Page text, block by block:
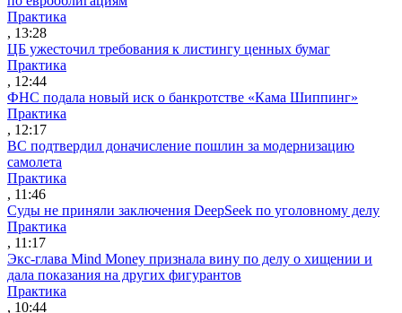
Практика
, 13:28
ЦБ ужесточил требования к листингу ценных бумаг
Практика
, 12:44
ФНС подала новый иск о банкротстве «Кама Шиппинг»
Практика
, 12:17
ВС подтвердил доначисление пошлин за модернизацию
самолета
Практика
, 11:46
Суды не приняли заключения DeepSeek по уголовному делу
Практика
, 11:17
Экс-глава Mind Money признала вину по делу о хищении и
дала показания на других фигурантов
Практика
, 10:44